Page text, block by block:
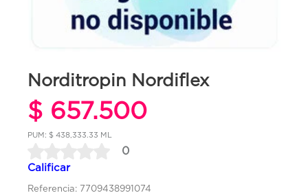
Norditropin Nordiflex
$ 657.500
PUM: $ 438,333.33 ML
0
Calificar
Referencia: 7709438991074